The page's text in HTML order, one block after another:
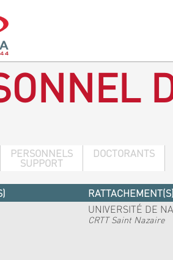
PERSONNELS
SUPPORT
DOCTORANTS
RATTACHEMENT(S)
UNIVERSITÉ DE
CRTT Saint Nazaire